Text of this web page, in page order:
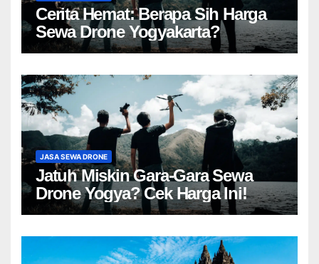
Cerita Hemat: Berapa Sih Harga
Sewa Drone Yogyakarta?
JASA SEWA DRONE
Jatuh Miskin Gara-Gara Sewa
Drone Yogya? Cek Harga Ini!